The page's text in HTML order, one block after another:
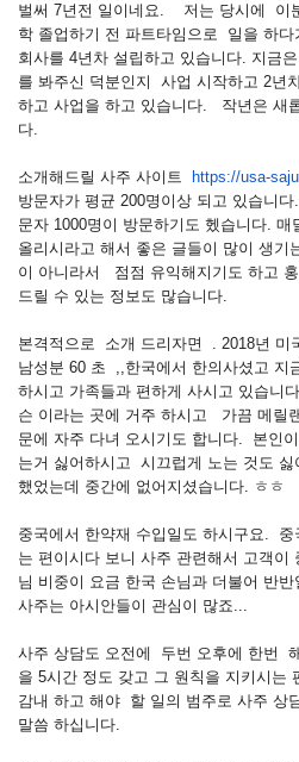
벌써 7년전 일이네요. 저는 당시에 이
학 졸업하기 전 파트타임으로 일을 하
회사를 4년차 설립하고 있습니다. 지금
를 봐주신 덕분인지 사업 시작하고 2년
하고 사업을 하고 있습니다. 작년은 새
다.
소개해드릴 사주 사이트 https://usa-
방문자가 평균 200명이상 되고 있습니
문자 1000명이 방문하기도 헸습니다.
올리시라고 해서 좋은 글들이 많이 생
이 아니라서 점점 유익해지기도 하고
드릴 수 있는 정보도 많습니다.
본격적으로 소개 드리자면 . 2018년 미
남성분 60 초 ,,한국에서 한의사셨고 지
하시고 가족들과 편하게 사시고 있습니
슨 이라는 곳에 거주 하시고 가끔 메릴
문에 자주 다녀 오시기도 합니다. 본인
는거 싫어하시고 시끄럽게 노는 것도
했었는데 중간에 없어지셨습니다. ㅎㅎ
중국에서 한약재 수입일도 하시구요.
는 편이시다 보니 사주 관련해서 고객
님 비중이 요금 한국 손님과 더불어 반
사주는 아시안들이 관심이 많죠...
사주 상담도 오전에 두번 오후에 한번
을 5시간 정도 갖고 그 원칙을 지키시는
감내 하고 해야 할 일의 범주로 사주 상
말씀 하십니다.